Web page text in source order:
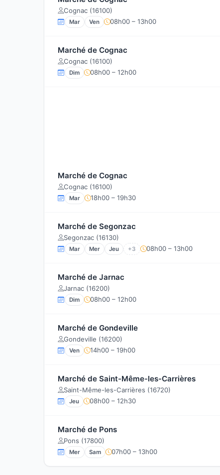
Cognac (16100)
Mar Ven 08h00 – 13h00
Marché de Cognac
Cognac (16100)
Dim 08h00 – 12h00
Marché de Cognac
Cognac (16100)
Mar 18h00 – 19h30
Marché de Segonzac
Segonzac (16130)
Mar Mer Jeu +3 08h00 – 13h00
Marché de Jarnac
Jarnac (16200)
Dim 08h00 – 12h00
Marché de Gondeville
Gondeville (16200)
Ven 14h00 – 19h00
Marché de Saint-Même-les-Carrières
Saint-Même-les-Carrières (16720)
Jeu 08h00 – 12h30
Marché de Pons
Pons (17800)
Mer Sam 07h00 – 13h00